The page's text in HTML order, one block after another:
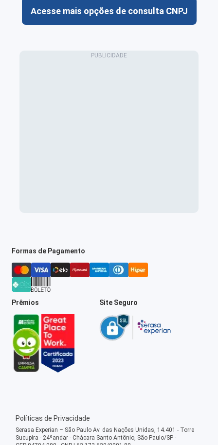
Acesse mais opções de consulta CNPJ
Formas de Pagamento
Prêmios Site Seguro
Políticas de Privacidade
Serasa Experian – São Paulo Av. das Nações Unidas, 14.401 - Torre
Sucupira - 24ºandar - Chácara Santo Antônio, São Paulo/SP -